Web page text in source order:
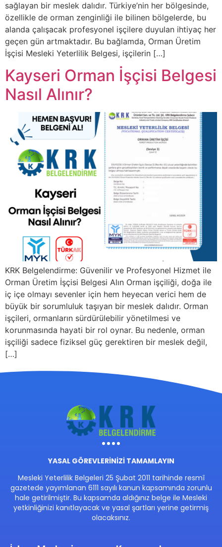
sağlayan bir meslek dalıdır. Türkiye’nin her bölgesinde,
özellikle de orman zenginliği ile bilinen bölgelerde, bu
alanda çalışacak profesyonel işçilere duyulan ihtiyaç her
geçen gün artmaktadır. Bu bağlamda, Orman Üretim
İşçisi Mesleki Yeterlilik Belgesi, işçilerin […]
Kayseri Orman İşçisi Belgesi
Nasıl Alınır?
KRK Belgelendirme: Güvenilir ve Profesyonel Hizmet ile
Orman Üretim İşçisi Belgesi Alın Orman işçiliği, doğa ile
iç içe olmayı sevenler için hem heyecan verici hem de
büyük bir sorumluluk taşıyan bir meslek dalıdır. Orman
işçileri, ormanların sürdürülebilir yönetilmesi ve
korunmasında hayati bir rol oynar. Bu nedenle, orman
işçiliği sadece fiziksel güç gerektiren bir meslek değil,
[…]
YASAL GÖREVLERİNİZİ TAMAMLAYIN
Mesleki Yeterlilik Belgeleri 25 Şubat 2011 tarihinde resmî
gazetede yayımlanan 6111 sayılı kanun kapsamında zorunlu
hale getirilmiştir. Bu kapsamda aldığınız belge ile Mesleki
yetkinliğinizi kanıtlayacak ve yasal şartları yerine getirmiş
olacaksınız.